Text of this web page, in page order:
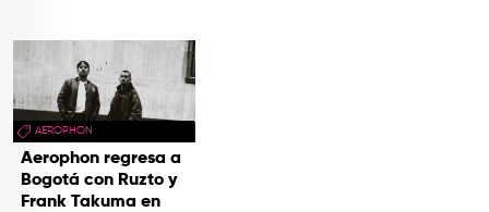
AEROPHON
Aerophon regresa a
Bogotá con Ruzto y
Frank Takuma en